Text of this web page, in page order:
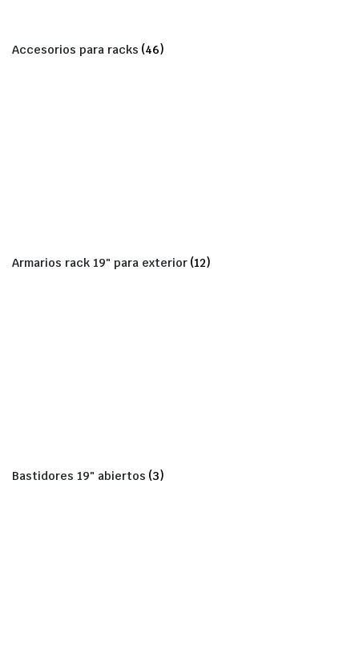
Accesorios para racks (46)
Armarios rack 19" para exterior (12)
Bastidores 19" abiertos (3)